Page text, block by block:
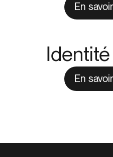
En
En
En
En